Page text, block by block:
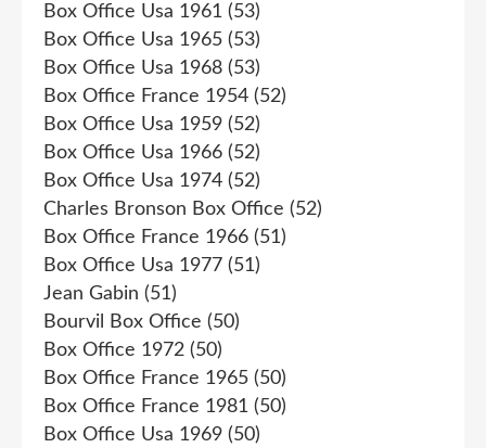
Box Office Usa 1961 (53)
Box Office Usa 1965 (53)
Box Office Usa 1968 (53)
Box Office France 1954 (52)
Box Office Usa 1959 (52)
Box Office Usa 1966 (52)
Box Office Usa 1974 (52)
Charles Bronson Box Office (52)
Box Office France 1966 (51)
Box Office Usa 1977 (51)
Jean Gabin (51)
Bourvil Box Office (50)
Box Office 1972 (50)
Box Office France 1965 (50)
Box Office France 1981 (50)
Box Office Usa 1969 (50)